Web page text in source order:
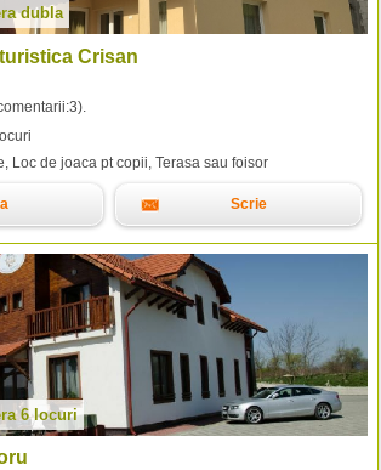
dubla
Crisan
3).
Loc de joaca pt copii, Terasa sau foisor
Scrie
6 locuri